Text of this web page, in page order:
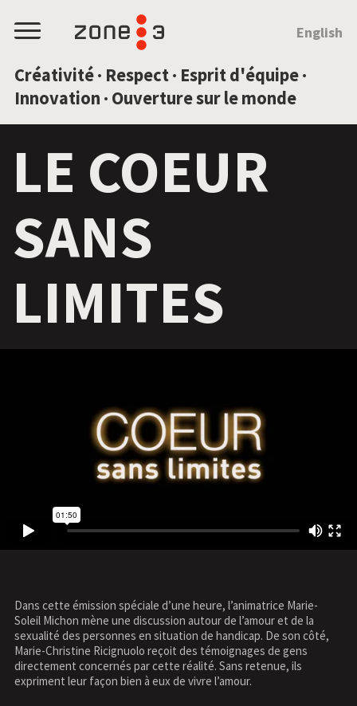
Menu
Créativité · Respect · Esprit d'équipe ·
Innovation · Ouverture sur le monde
English
LE COEUR
SANS
LIMITES
Dans cette émission spéciale d’une heure, l’animatrice Marie-
Soleil Michon mène une discussion autour de l’amour et de la
sexualité des personnes en situation de handicap. De son côté,
Marie-Christine Ricignuolo reçoit des témoignages de gens
directement concernés par cette réalité. Sans retenue, ils
expriment leur façon bien à eux de vivre l’amour.